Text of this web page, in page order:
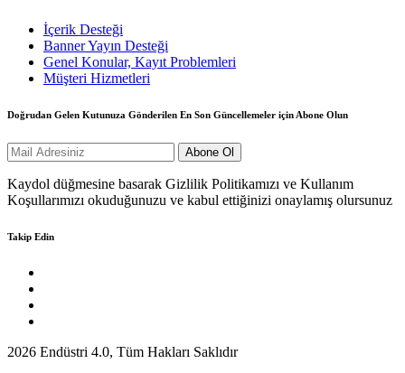
İçerik Desteği
Banner Yayın Desteği
Genel Konular, Kayıt Problemleri
Müşteri Hizmetleri
Doğrudan Gelen Kutunuza Gönderilen En Son Güncellemeler için Abone Olun
Kaydol düğmesine basarak Gizlilik Politikamızı ve Kullanım
Koşullarımızı okuduğunuzu ve kabul ettiğinizi onaylamış olursunuz
Takip Edin
2026 Endüstri 4.0, Tüm Hakları Saklıdır